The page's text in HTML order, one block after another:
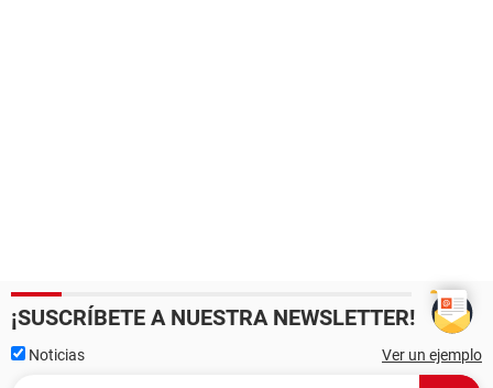
¡SUSCRÍBETE A NUESTRA NEWSLETTER!
Noticias Ver un ejemplo